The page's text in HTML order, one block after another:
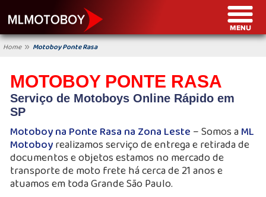
Home » Motoboy Ponte Rasa
MOTOBOY PONTE RASA
Serviço de Motoboys Online Rápido em
SP
Motoboy na Ponte Rasa na Zona Leste – Somos aML
Motoboyrealizamos serviço de entrega e retirada de
documentos e objetos estamos no mercado de
transporte de moto frete há cerca de 21 anos e
atuamos em toda Grande São Paulo.